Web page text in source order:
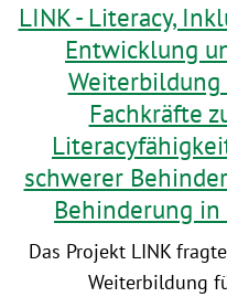
LINK - Literacy,
Entwicklung
Weiterbildung
Fachkräfte
schwerer
Behinderung
Das Projekt LINK
Weiterbildung